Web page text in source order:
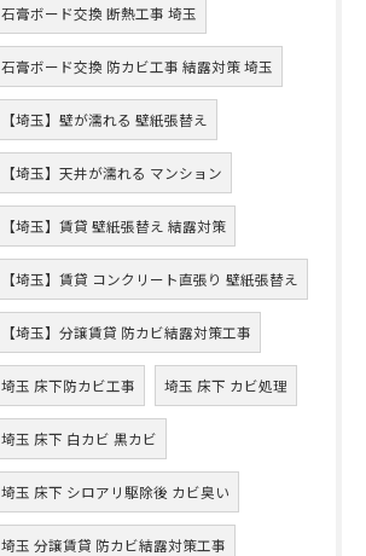
石膏ボード交換 断熱工事 埼玉
石膏ボード交換 防カビ工事 結露対策 埼玉
【埼玉】壁が濡れる 壁紙張替え
【埼玉】天井が濡れる マンション
【埼玉】賃貸 壁紙張替え 結露対策
【埼玉】賃貸 コンクリート直張り 壁紙張替え
【埼玉】分譲賃貸 防カビ結露対策工事
埼玉 床下防カビ工事 埼玉 床下 カビ処理
埼玉 床下 白カビ 黒カビ
埼玉 床下 シロアリ駆除後 カビ臭い
埼玉 分譲賃貸 防カビ結露対策工事